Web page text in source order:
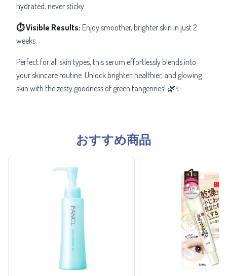
hydrated, never sticky.
⏱ Visible Results: Enjoy smoother, brighter skin in just 2
weeks.
Perfect for all skin types, this serum effortlessly blends into
your skincare routine. Unlock brighter, healthier, and glowing
skin with the zesty goodness of green tangerines! 🌿✨
おすすめ商品